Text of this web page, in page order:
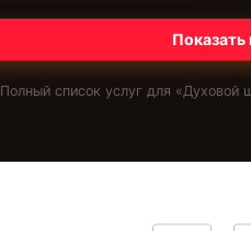
Показать
Полный список услуг для «Духовой